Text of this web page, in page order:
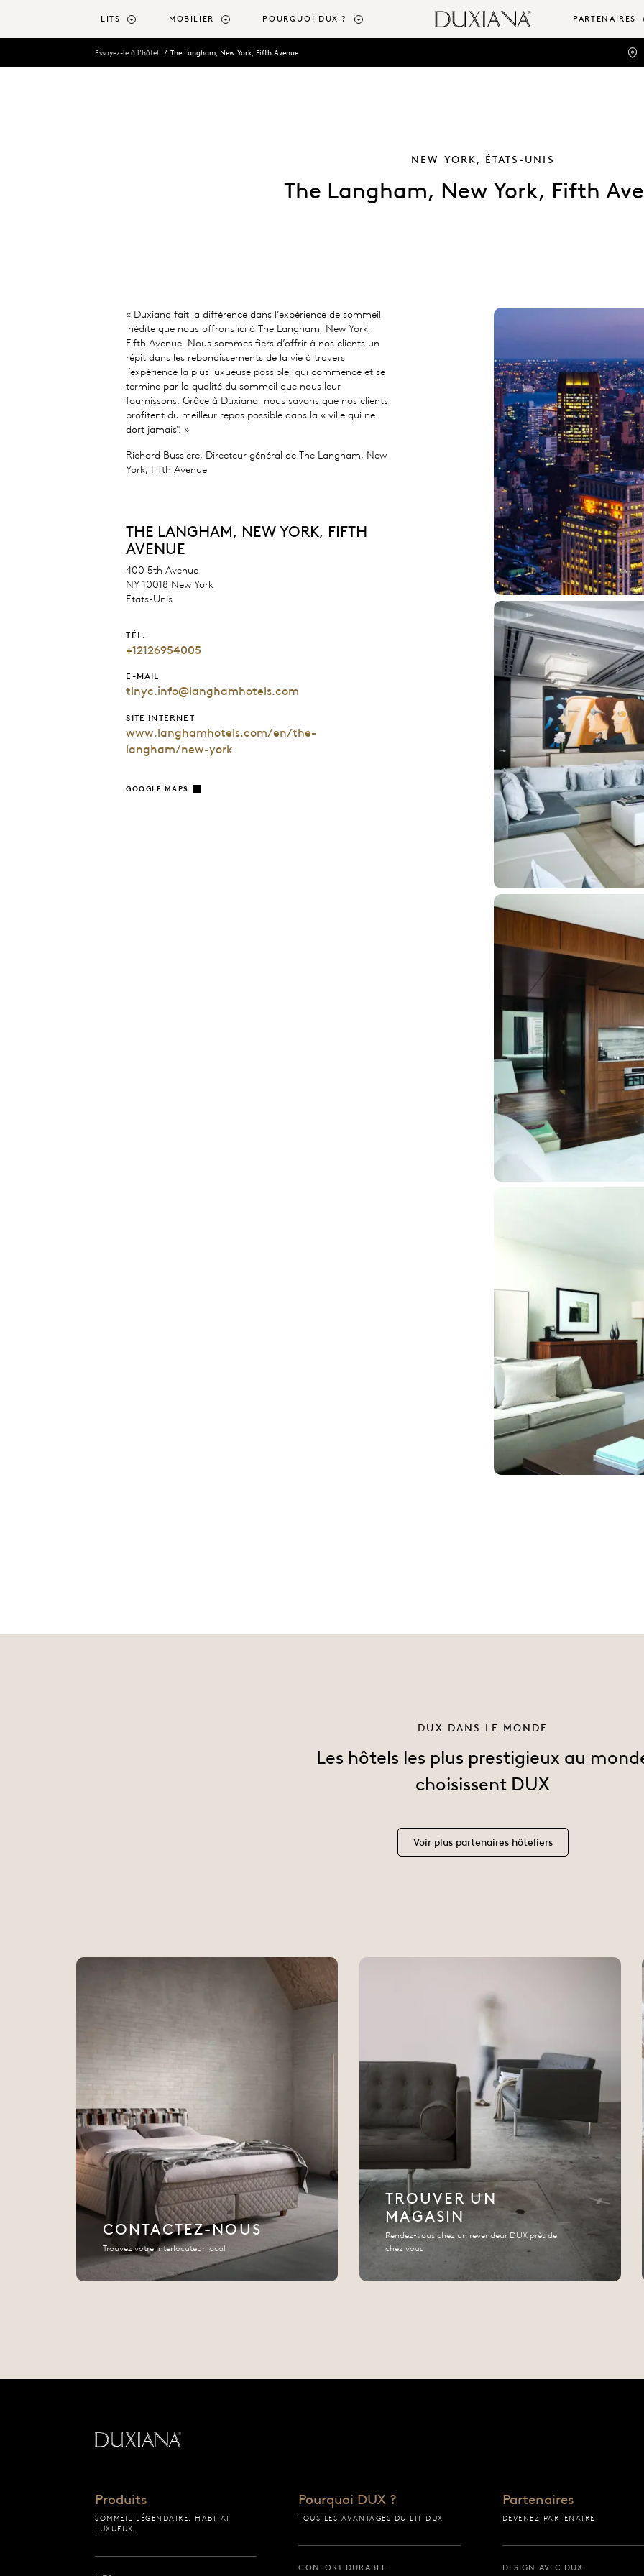
LITS MOBILIER POURQUOI DUX ? PARTENAIRES
Essayez-le à l’hôtel The Langham, New York, Fifth Avenue
NEW YORK, ÉTATS-UNIS
The Langham, New York, Fifth
« Duxiana fait la différence dans l’expérience de sommeil
inédite que nous offrons ici à The Langham, New York,
Fifth Avenue. Nous sommes fiers d’offrir à nos clients un
répit dans les rebondissements de la vie à travers
l’expérience la plus luxueuse possible, qui commence et se
termine par la qualité du sommeil que nous leur
fournissons. Grâce à Duxiana, nous savons que nos clients
profitent du meilleur repos possible dans la « ville qui ne
dort jamais". »
Richard Bussiere, Directeur général de The Langham, New
York, Fifth Avenue
THE LANGHAM, NEW YORK, FIFTH
AVENUE
400 5th Avenue
NY 10018 New York
États-Unis
TÉL.
+12126954005
E-MAIL
tlnyc.info@langhamhotels.com
SITE INTERNET
www.langhamhotels.com/en/the-
langham/new-york
GOOGLE MAPS
DUX DANS LE MONDE
Les hôtels les plus prestigieux au
choisissent DUX
Voir plus partenaires hôteliers
CONTACTEZ-NOUS
Trouvez votre interlocuteur local
TROUVER UN
MAGASIN
Rendez-vous chez un revendeur DUX près de
chez vous
Produits
SOMMEIL LÉGENDAIRE. HABITAT
LUXUEUX.
Pourquoi DUX ?
TOUS LES AVANTAGES DU LIT DUX
CONFORT DURABLE
Partenaires
DEVENEZ PARTENAIRE
DESIGN AVEC DUX